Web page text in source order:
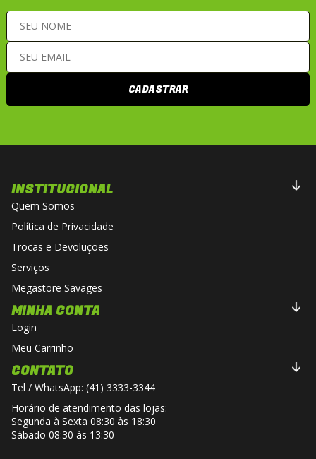
CADASTRAR
INSTITUCIONAL
Quem Somos
Política de Privacidade
Trocas e Devoluções
Serviços
Megastore Savages
MINHA CONTA
Login
Meu Carrinho
CONTATO
Tel / WhatsApp: (41) 3333-3344
Horário de atendimento das lojas:
Segunda à Sexta 08:30 às 18:30
Sábado 08:30 às 13:30